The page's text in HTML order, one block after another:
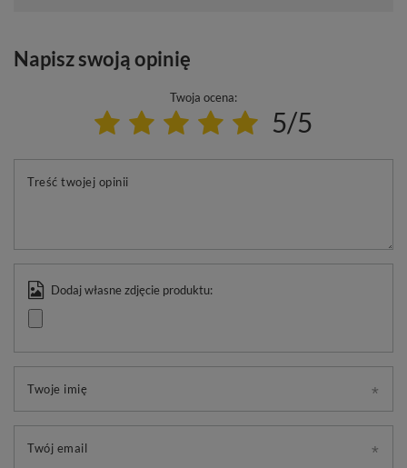
Napisz swoją opinię
Twoja ocena:
5/5
Treść twojej opinii
Dodaj własne zdjęcie produktu:
Twoje imię
Twój email